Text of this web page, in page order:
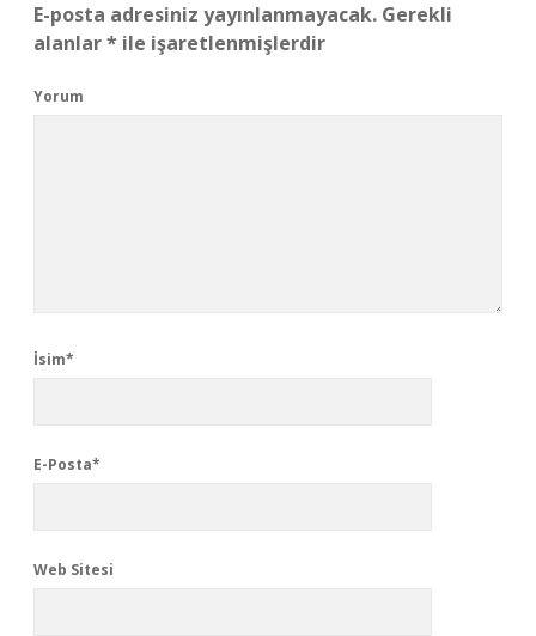
E-posta adresiniz yayınlanmayacak. Gerekli
alanlar* ile işaretlenmişlerdir
Yorum
İsim*
E-Posta*
Web Sitesi